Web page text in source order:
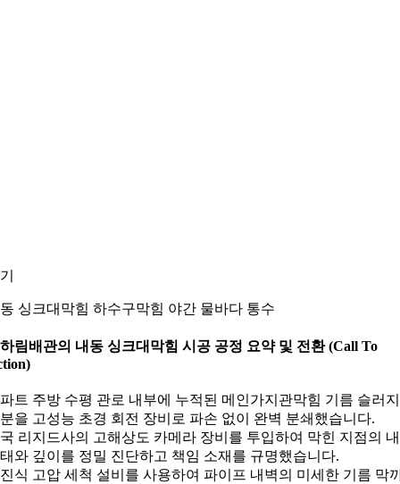
싱크대막힘 하수구막힘 야간 물바다 통수
림배관의 내동 싱크대막힘 시공 공정 요약 및 전환 (Call To
트 주방 수평 관로 내부에 누적된 메인가지관막힘 기름 슬러지
을 고성능 초경 회전 장비로 파손 없이 완벽 분쇄했습니다.
리지드사의 고해상도 카메라 장비를 투입하여 막힌 지점의
와 깊이를 정밀 진단하고 책임 소재를 규명했습니다.
식 고압 세척 설비를 사용하여 파이프 내벽의 미세한 기름 막